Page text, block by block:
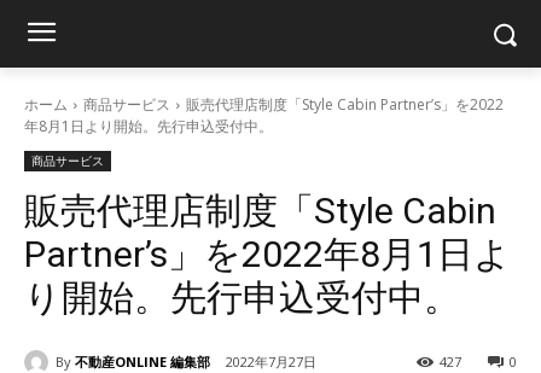
ホーム 商品サービス
販売代理店制度「Style Cabin Partner’s」を2022
年8月1日より開始。先行申込受付中。
商品サービス
販売代理店制度「Style Cabin
Partner’s」を2022年8月1日よ
り開始。先行申込受付中。
By 不動産ONLINE 編集部 2022年7月27日 0
427